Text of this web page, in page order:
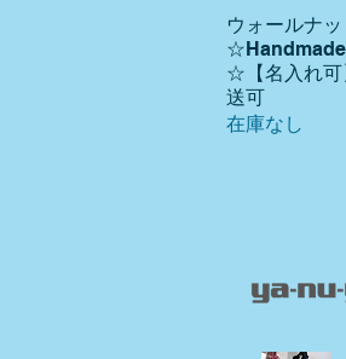
クイ
ウォールナ
☆Handmade
☆【名入れ
送可
在庫なし